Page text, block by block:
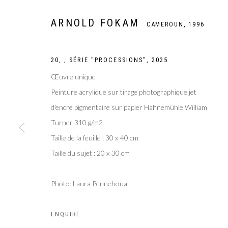
ARNOLD
ARNOLD FOKAM CAMEROUN, 1996
20, , SÉRIE "PROCESSIONS" 2025
Œuvre unique
Peinture acrylique sur tirage photographique jet
d'encre pigmentaire sur papier Hahnemühle William
Turner 310 g/m2
Taille de la feuille : 30 x 40 cm
Taille du sujet : 20 x 30 cm
Photo: Laura Pennehouat
ENQUIRE